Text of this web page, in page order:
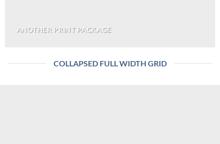
ANOTHER PRINT PACKAGE
COLLAPSED FULL WIDTH GRID